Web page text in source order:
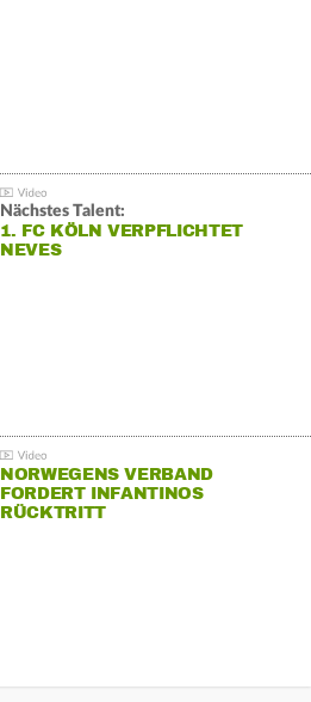
Nächstes Talent:
1. FC KÖLN VERPFLICHTET
NEVES
NORWEGENS VERBAND
FORDERT INFANTINOS
RÜCKTRITT